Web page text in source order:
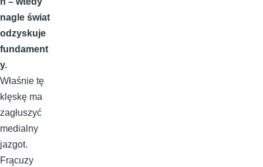
nagle świat
odzyskuje
fundament
y.
Właśnie tę
klęskę ma
zagłuszyć
medialny
jazgot.
Frącuzy